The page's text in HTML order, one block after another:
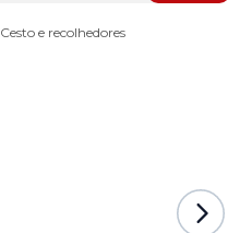
Cesto e recolhedores